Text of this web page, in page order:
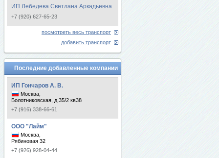
ИП Лебедева Светлана Аркадьевна
+7 (920) 627-65-23
посмотреть весь транспорт
добавить транспорт
Последние добавленные компании
ИП Гончаров А. В.
Москва,
Болотниковская, д 35/2 кв38
+7 (916) 338-66-61
ООО "Лайм"
Москва,
Рябиновая 32
+7 (926) 928-04-44